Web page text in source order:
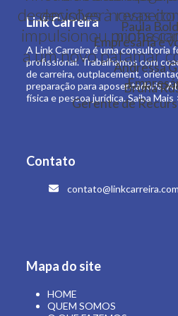
decisões à
Andressa
Paula
Empresária e
desenvolver novas
impulsionou minha
a um novo patamar
Bruna
Gerente de
Link Carreira
A Link Carreira é uma consultoria
profissional. Trabalhamos com
de carreira, outplacement,
preparação para aposentadoria.
física e pessoa jurídica.Saiba Mais
Contato
Mapa do site
HOME
QUEM SOMOS